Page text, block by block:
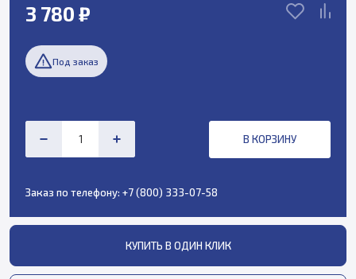
3 780 ₽
Под заказ
В КОРЗИНУ
Заказ по телефону: +7 (800) 333-07-58
КУПИТЬ В ОДИН КЛИК